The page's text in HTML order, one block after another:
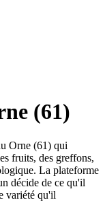
(61)
Orne (61) qui
fruits, des greffons,
La plateforme
décide de ce qu'il
variété qu'il